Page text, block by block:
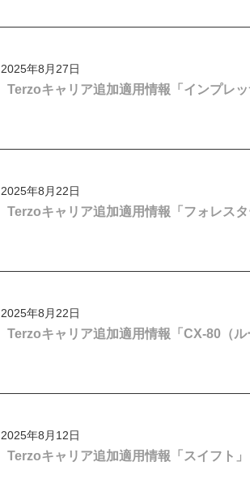
2025年8月27日
Terzoキャリア追加適用情報「インプレ
2025年8月22日
Terzoキャリア追加適用情報「フォレス
2025年8月22日
Terzoキャリア追加適用情報「CX-80（
2025年8月12日
Terzoキャリア追加適用情報「スイフト」